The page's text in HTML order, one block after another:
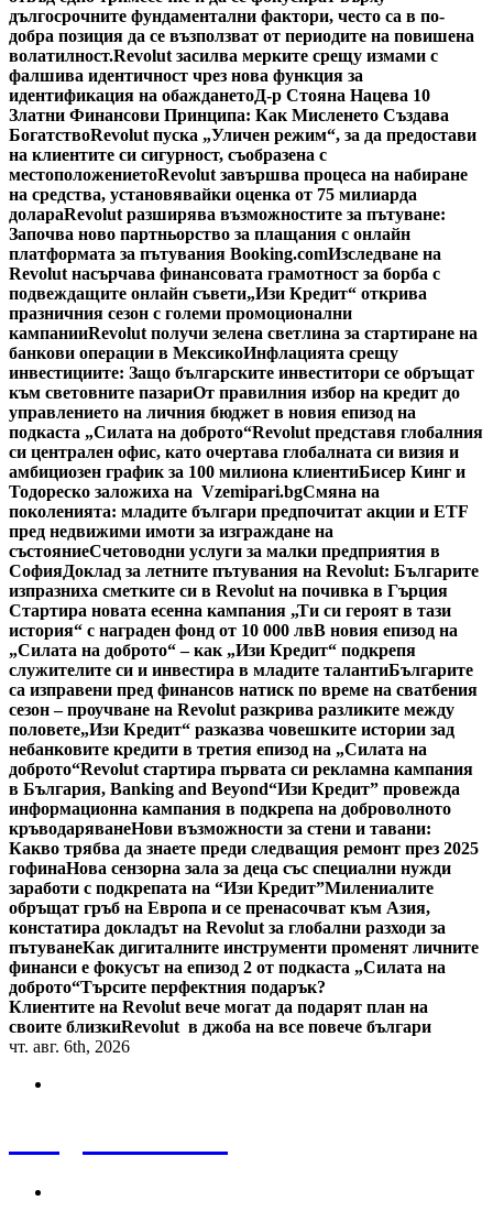
дългосрочните фундаментални фактори, често са в по-
добра позиция да се възползват от периодите на повишена
волатилност.Revolut засилва мерките срещу измами с
фалшива идентичност чрез нова функция за
идентификация на обажданетоД-р Стояна Нацева 10
Златни Финансови Принципа: Как Мисленето Създава
БогатствоRevolut пуска „Уличен режим“, за да предостави
на клиентите си сигурност, съобразена с
местоположениетоRevolut завършва процеса на набиране
на средства, установявайки оценка от 75 милиарда
долараRevolut разширява възможностите за пътуване:
Започва ново партньорство за плащания с онлайн
платформата за пътувания Booking.comИзследване на
Revolut насърчава финансовата грамотност за борба с
подвеждащите онлайн съвети„Изи Кредит“ открива
празничния сезон с големи промоционални
кампанииRevolut получи зелена светлина за стартиране на
банкови операции в МексикоИнфлацията срещу
инвестициите: Защо българските инвеститори се обръщат
към световните пазариОт правилния избор на кредит до
управлението на личния бюджет в новия епизод на
подкаста „Силата на доброто“Revolut представя глобалния
си централен офис, като очертава глобалната си визия и
амбициозен график за 100 милиона клиентиБисер Кинг и
Тодореско заложиха на Vzemipari.bgСмяна на
поколенията: младите българи предпочитат акции и ETF
пред недвижими имоти за изграждане на
състояниеСчетоводни услуги за малки предприятия в
СофияДоклад за летните пътувания на Revolut: Българите
изпразниха сметките си в Revolut на почивка в Гърция
Стартира новата есенна кампания „Ти си героят в тази
история“ с награден фонд от 10 000 лвВ новия епизод на
„Силата на доброто“ – как „Изи Кредит“ подкрепя
служителите си и инвестира в младите талантиБългарите
са изправени пред финансов натиск по време на сватбения
сезон – проучване на Revolut разкрива разликите между
половете„Изи Кредит“ разказва човешките истории зад
небанковите кредити в третия епизод на „Силата на
доброто“Revolut стартира първата си рекламна кампания
в България, Banking and Beyond“Изи Кредит” провежда
информационна кампания в подкрепа на доброволното
кръводаряванеНови възможности за стени и тавани:
Какво трябва да знаете преди следващия ремонт през 2025
гофинаНова сензорна зала за деца със специални нужди
заработи с подкрепата на “Изи Кредит”Милениалите
обръщат гръб на Европа и се пренасочват към Азия,
констатира докладът на Revolut за глобални разходи за
пътуванеКак дигиталните инструменти променят личните
финанси е фокусът на епизод 2 от подкаста „Силата на
доброто“Търсите перфектния подарък?
Клиентите на Revolut вече могат да подарят план на
своите близкиRevolut в джоба на все повече българи
чт. авг. 6th, 2026